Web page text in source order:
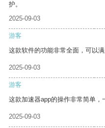
护。
2025-09-03
游客
这款软件的功能非常全面，可以满
2025-09-03
游客
这款加速器app的操作非常简单，
2025-09-03